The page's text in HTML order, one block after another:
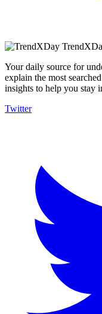
Your daily source for
explain the most
insights to help you stay
Twitter